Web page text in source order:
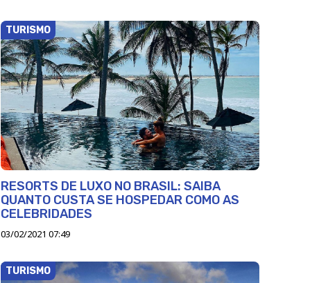
TURISMO
RESORTS DE LUXO NO BRASIL: SAIBA
QUANTO CUSTA SE HOSPEDAR COMO AS
CELEBRIDADES
03/02/2021 07:49
TURISMO